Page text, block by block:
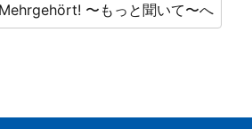
〜もっと聞いて〜へ